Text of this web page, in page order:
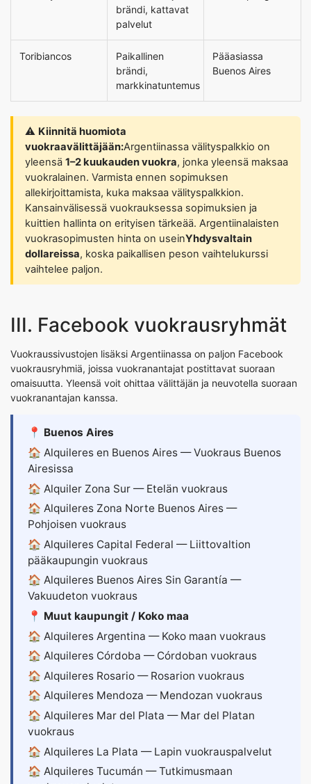
brändi, kattavat
palvelut
Toribiancos
Paikallinen
brändi,
markkinatuntemus
Pääasiassa
Buenos Aires
⚠️ Kiinnitä huomiota
vuokraavälittäjään:Argentiinassa välityspalkkio on
yleensä 1–2 kuukauden vuokra, jonka yleensä maksaa
vuokralainen. Varmista ennen sopimuksen
allekirjoittamista, kuka maksaa välityspalkkion.
Kansainvälisessä vuokrauksessa sopimuksien ja
kuittien hallinta on erityisen tärkeää. Argentiinalaisten
vuokrasopimusten hinta on useinYhdysvaltain
dollareissa, koska paikallisen peson vaihtelukurssi
vaihtelee paljon.
III. Facebook vuokrausryhmät
Vuokraussivustojen lisäksi Argentiinassa on paljon Facebook
vuokrausryhmiä, joissa vuokranantajat postittavat suoraan
omaisuutta. Yleensä voit ohittaa välittäjän ja neuvotella suoraan
vuokranantajan kanssa.
📍 Buenos Aires
🏠 Alquileres en Buenos Aires — Vuokraus Buenos
Airesissa
🏠 Alquiler Zona Sur — Etelän vuokraus
🏠 Alquileres Zona Norte Buenos Aires —
Pohjoisen vuokraus
🏠 Alquileres Capital Federal — Liittovaltion
pääkaupungin vuokraus
🏠 Alquileres Buenos Aires Sin Garantía —
Vakuudeton vuokraus
📍 Muut kaupungit / Koko maa
🏠 Alquileres Argentina — Koko maan vuokraus
🏠 Alquileres Córdoba — Córdoban vuokraus
🏠 Alquileres Rosario — Rosarion vuokraus
🏠 Alquileres Mendoza — Mendozan vuokraus
🏠 Alquileres Mar del Plata — Mar del Platan
vuokraus
🏠 Alquileres La Plata — Lapin vuokrauspalvelut
🏠 Alquileres Tucumán — Tutkimusmaan